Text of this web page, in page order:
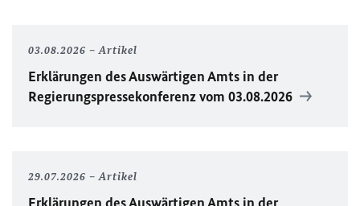
03.08.2026 Artikel
Erklärungen des Auswärtigen Amts in der
Regierungspressekonferenz vom 03.08.2026
29.07.2026 Artikel